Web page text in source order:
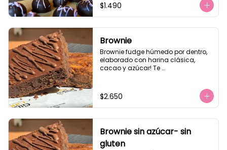
$1.490
Brownie
Brownie fudge húmedo por dentro,
elaborado con harina clásica,
cacao y azúcar! Te
$2.650
Brownie sin azúcar- sin
gluten